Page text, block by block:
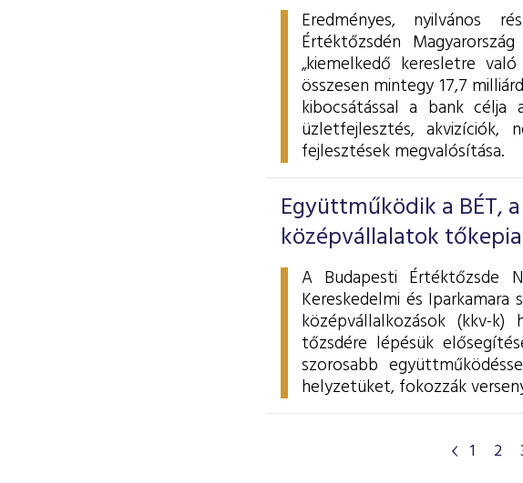
Eredményes, nyilvános
Értéktőzsdén
„kiemelkedő keresletre
összesen mintegy 17,7
kibocsátással a bank
üzletfejlesztés, akvizíciók,
fejlesztések megvalósítása.
Együttműködik a BÉT,
középvállalatok
A Budapesti Értéktőzsde
Kereskedelmi és
középvállalkozások (kkv-
tőzsdére lépésük
szorosabb
helyzetüket, fokozzák
1 2